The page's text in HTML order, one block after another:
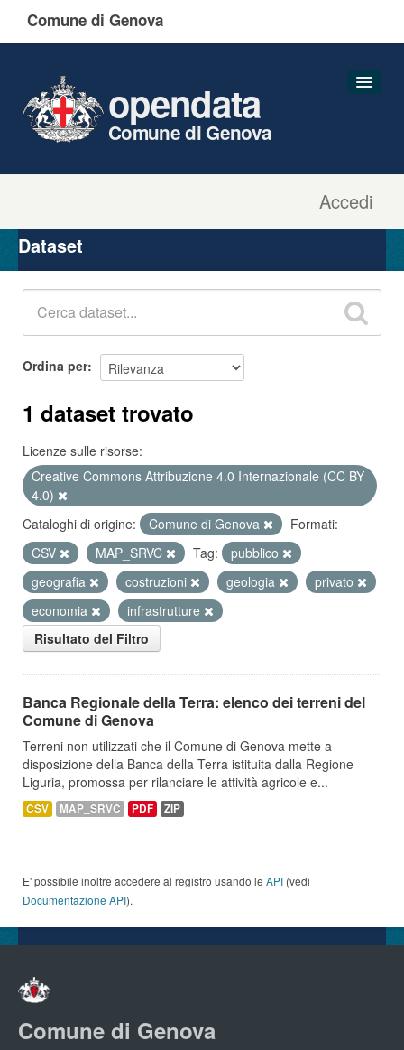
Comune di Genova
Accedi
opendata
Comune di Genova
Organizzazioni
Gruppi
Dataset
Ordina per
1 dataset trovato
Licenze sulle risorse:
Creative Commons Attribuzione 4.0 Internazionale (CC BY
4.0)
Cataloghi di origine:
Comune di Genova
Formati:
CSV
MAP_SRVC Tag:
pubblico
geografia
costruzioni geologia
privato
economia
infrastrutture
Risultato del Filtro
Banca Regionale della Terra: elenco dei terreni del
Comune di Genova
Terreni non utilizzati che il Comune di Genova mette a
disposizione della Banca della Terra istituita dalla Regione
Liguria, promossa per rilanciare le attività agricole e...
CSV MAP_SRVC PDF ZIP
E' possibile inoltre accedere al registro usando le API (vedi
Documentazione API).
Comune di Genova